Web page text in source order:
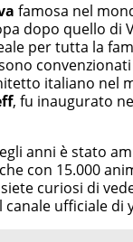
famosa nel
dopo quello di
per tutta la
italiano nel
, fu inaugurato
anni è stato
con 15.000
curiosi di
ufficiale di